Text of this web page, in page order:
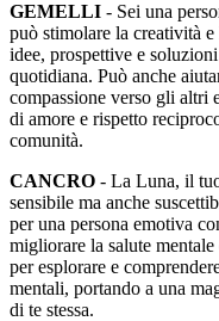
GEMELLI - Sei una
può stimolare la creatività
idee, prospettive e
quotidiana. Può anche
compassione verso gli altri
di amore e rispetto
comunità.
CANCRO - La Luna, il
sensibile ma anche
per una persona emotiva
migliorare la salute
per esplorare e
mentali, portando a una
di te stessa.